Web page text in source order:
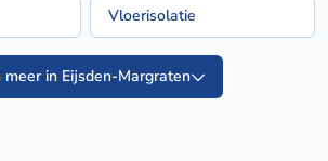
Vloerisolatie
meer in Eijsden-Margraten